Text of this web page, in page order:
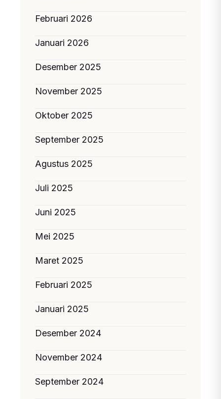
Februari 2026
Januari 2026
Desember 2025
November 2025
Oktober 2025
September 2025
Agustus 2025
Juli 2025
Juni 2025
Mei 2025
Maret 2025
Februari 2025
Januari 2025
Desember 2024
November 2024
September 2024